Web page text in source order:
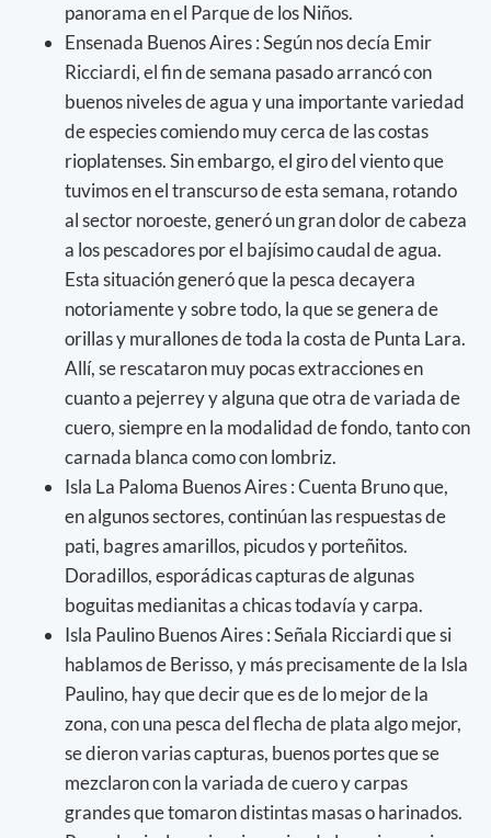
panorama en el Parque de los Niños.
Ensenada Buenos Aires : Según nos decía Emir
Ricciardi, el fin de semana pasado arrancó con
buenos niveles de agua y una importante variedad
de especies comiendo muy cerca de las costas
rioplatenses. Sin embargo, el giro del viento que
tuvimos en el transcurso de esta semana, rotando
al sector noroeste, generó un gran dolor de cabeza
a los pescadores por el bajísimo caudal de agua.
Esta situación generó que la pesca decayera
notoriamente y sobre todo, la que se genera de
orillas y murallones de toda la costa de Punta Lara.
Allí, se rescataron muy pocas extracciones en
cuanto a pejerrey y alguna que otra de variada de
cuero, siempre en la modalidad de fondo, tanto con
carnada blanca como con lombriz.
Isla La Paloma Buenos Aires : Cuenta Bruno que,
en algunos sectores, continúan las respuestas de
pati, bagres amarillos, picudos y porteñitos.
Doradillos, esporádicas capturas de algunas
boguitas medianitas a chicas todavía y carpa.
Isla Paulino Buenos Aires : Señala Ricciardi que si
hablamos de Berisso, y más precisamente de la Isla
Paulino, hay que decir que es de lo mejor de la
zona, con una pesca del flecha de plata algo mejor,
se dieron varias capturas, buenos portes que se
mezclaron con la variada de cuero y carpas
grandes que tomaron distintas masas o harinados.